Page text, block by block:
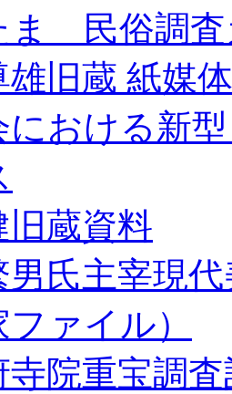
ま 民俗調査
雄旧蔵 紙媒
における新
旧蔵資料
男氏主宰現
ファイル）
寺院重宝調